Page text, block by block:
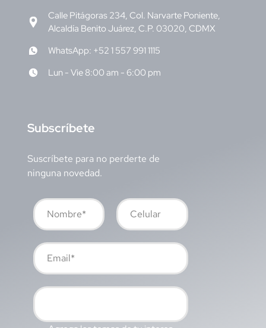
Calle Pitágoras 234, Col. Narvarte Poniente,
Alcaldía Benito Juárez, C.P. 03020, CDMX
WhatsApp: +52 1 557 991 1115
Lun - Vie 8:00 am - 6:00 pm
Subscríbete
Suscríbete para no perderte de
ninguna novedad.